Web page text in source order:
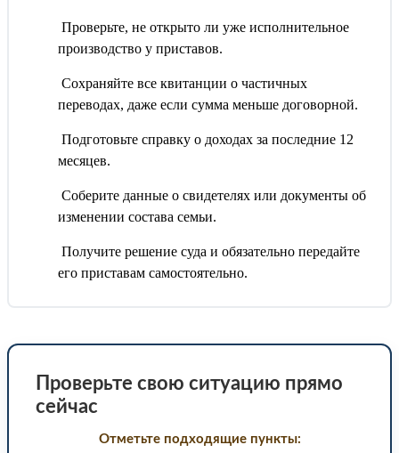
Проверьте, не открыто ли уже исполнительное
производство у приставов.
Сохраняйте все квитанции о частичных
переводах, даже если сумма меньше договорной.
Подготовьте справку о доходах за последние 12
месяцев.
Соберите данные о свидетелях или документы об
изменении состава семьи.
Получите решение суда и обязательно передайте
его приставам самостоятельно.
Проверьте свою ситуацию прямо
сейчас
Отметьте подходящие пункты: